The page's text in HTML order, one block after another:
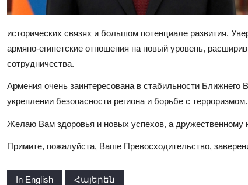
исторических связях и большом потенциале развития.
армяно-египетские отношения на новый уровень,
сотрудничества.
Армения очень заинтересована в стабильности Ближнего
укреплении безопасности региона и борьбе с терроризмом.
Желаю Вам здоровья и новых успехов, а дружественному
Примите, пожалуйста, Ваше Превосходительство,
In English Հայերեն